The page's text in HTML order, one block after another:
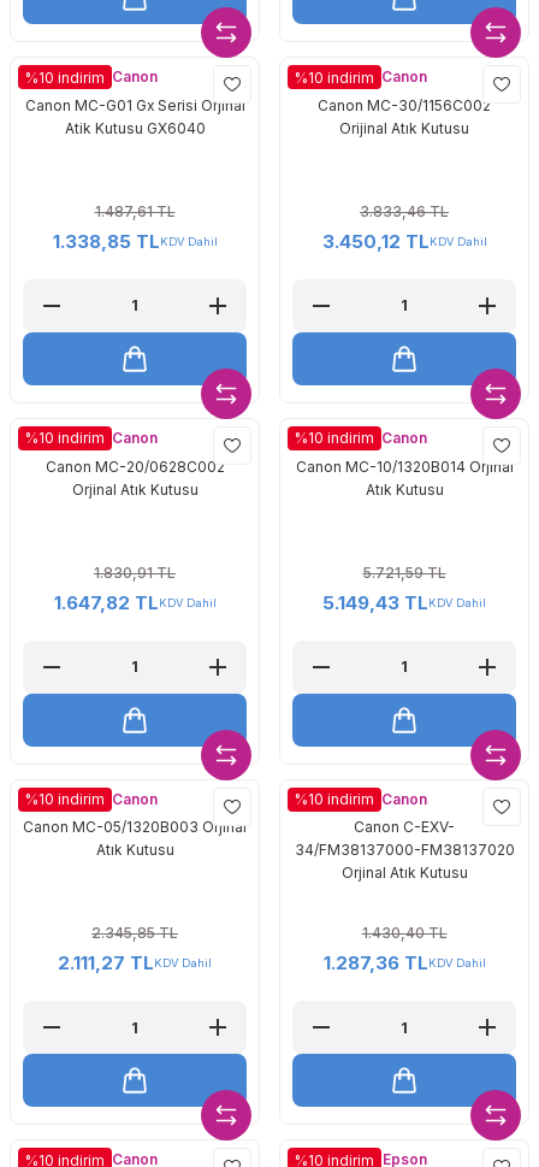
%10 indirim Canon
Canon MC-G01 Gx Serisi Orjinal
Atik Kutusu GX6040
1.487,61 TL
1.338,85 TLKDV Dahil
%10 indirim Canon
Canon MC-30/1156C002
Orijinal Atık Kutusu
3.833,46 TL
3.450,12 TLKDV Dahil
%10 indirim Canon
Canon MC-20/0628C002
Orjinal Atık Kutusu
1.830,91 TL
1.647,82 TLKDV Dahil
%10 indirim Canon
Canon MC-10/1320B014 Orjinal
Atık Kutusu
5.721,59 TL
5.149,43 TLKDV Dahil
%10 indirim Canon
Canon MC-05/1320B003 Orjinal
Atık Kutusu
2.345,85 TL
2.111,27 TLKDV Dahil
%10 indirim Canon
Canon C-EXV-
34/FM38137000-FM38137020
Orjinal Atık Kutusu
1.430,40 TL
1.287,36 TLKDV Dahil
%10 indirim Canon %10 indirim Epson